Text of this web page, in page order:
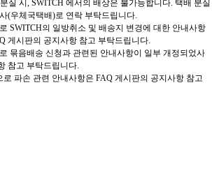
실 시, SWITCH 에서의 배상은 불가능합니다. 택배 분실
(우체국택배)로 연락 부탁드립니다.
SWITCH의 일방취소 및 배송지 변경에 대한 안내사항
게시판의 공지사항 참고 부탁드립니다.
묶음배송 신청과 관련된 안내사항이 일부 개정되었사
참고 부탁드립니다.
파손 관련 안내사항은 FAQ 게시판의 공지사항 참고